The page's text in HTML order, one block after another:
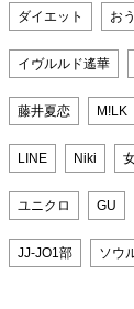
ダイエット お
イヴルルド遙華
藤井夏恋 M!LK
LINE Niki
ユニクロ GU
JJ-JO1部 ソウ